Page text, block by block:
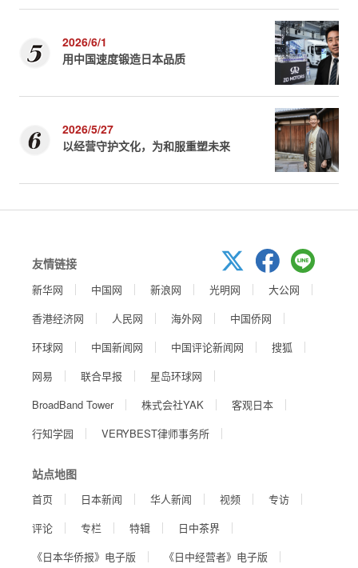
2026/6/1
用中国速度锻造日本品质
2026/5/27
以经营守护文化，为和服重塑未来
友情链接
新华网 中国网 新浪网 光明网
大公网
香港经济网
人民网 海外网
中国侨网
环球网
中国新闻网 中国评论新闻网
搜狐
网易
联合早报
星岛环球网
BroadBand Tower
株式会社YAK
客观日本
行知学园
VERYBEST律师事务所
站点地图
首页 日本新闻 华人新闻 视频
专访
评论
专栏 特辑
日中茶界
《日本华侨报》电子版
《日中经营者》电子版